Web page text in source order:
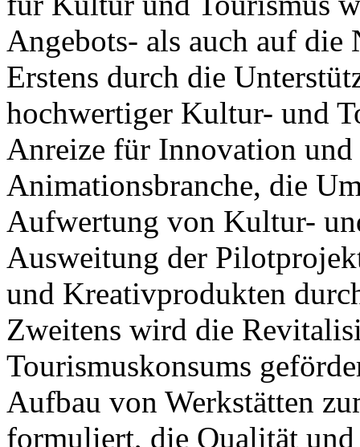
Angebots- als auch auf die
Erstens durch die
hochwertiger Kultur- und
Anreize für Innovation
Animationsbranche, die
Aufwertung von Kultur-
Ausweitung der
und Kreativprodukten
Zweitens wird die
Tourismuskonsums
Aufbau von Werkstätten
formuliert, die Qualität